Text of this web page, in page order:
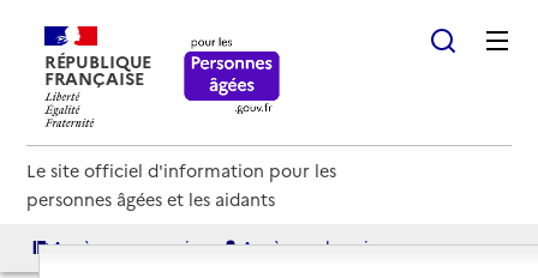
RÉPUBLIQUE
FRANÇAISE
Le site officiel d'information pour les
personnes âgées et les aidants
Accès aux annuaires Accès par besoin